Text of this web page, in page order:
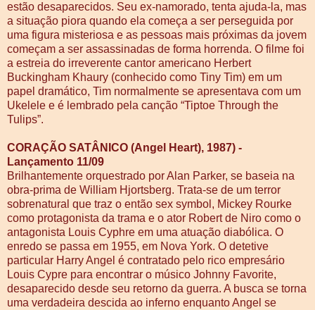
estão desaparecidos. Seu ex-namorado, tenta ajuda-la, mas
a situação piora quando ela começa a ser perseguida por
uma figura misteriosa e as pessoas mais próximas da jovem
começam a ser assassinadas de forma horrenda. O filme foi
a estreia do irreverente cantor americano Herbert
Buckingham Khaury (conhecido como Tiny Tim) em um
papel dramático, Tim normalmente se apresentava com um
Ukelele e é lembrado pela canção “Tiptoe Through the
Tulips”.
CORAÇÃO SATÂNICO (Angel Heart), 1987) -
Lançamento 11/09
Brilhantemente orquestrado por Alan Parker, se baseia na
obra-prima de William Hjortsberg. Trata-se de um terror
sobrenatural que traz o então sex symbol, Mickey Rourke
como protagonista da trama e o ator Robert de Niro como o
antagonista Louis Cyphre em uma atuação diabólica. O
enredo se passa em 1955, em Nova York. O detetive
particular Harry Angel é contratado pelo rico empresário
Louis Cypre para encontrar o músico Johnny Favorite,
desaparecido desde seu retorno da guerra. A busca se torna
uma verdadeira descida ao inferno enquanto Angel se